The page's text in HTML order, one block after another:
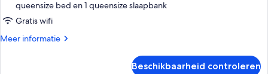
the
Day)
queensize bed en 1 queensize slaapbank
Gratis wifi
Meer informatie
Meer
Beschikbaarheid controleren